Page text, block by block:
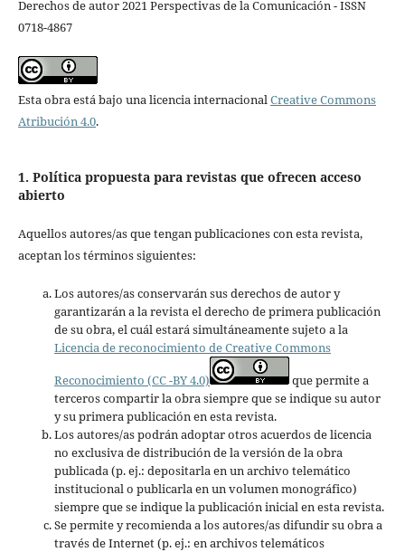
Derechos de autor 2021 Perspectivas de la Comunicación - ISSN
0718-4867
Esta obra está bajo una licencia internacionalCreative Commons
Atribución 4.0.
1. Política propuesta para revistas que ofrecen acceso
abierto
Aquellos autores/as que tengan publicaciones con esta revista,
aceptan los términos siguientes:
Los autores/as conservarán sus derechos de autor y
garantizarán a la revista el derecho de primera publicación
de su obra, el cuál estará simultáneamente sujeto a la
Licencia de reconocimiento de Creative Commons
Reconocimiento (CC -BY 4.0)
que permite a
terceros compartir la obra siempre que se indique su autor
y su primera publicación en esta revista.
Los autores/as podrán adoptar otros acuerdos de licencia
no exclusiva de distribución de la versión de la obra
publicada (p. ej.: depositarla en un archivo telemático
institucional o publicarla en un volumen monográfico)
siempre que se indique la publicación inicial en esta revista.
Se permite y recomienda a los autores/as difundir su obra a
través de Internet (p. ej.: en archivos telemáticos